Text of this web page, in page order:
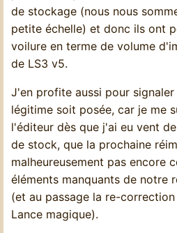
de stockage (nous nous
petite échelle) et donc ils ont
voilure en terme de volume
de LS3 v5.
J'en profite aussi pour
légitime soit posée, car je me
l'éditeur dès que j'ai eu vent
de stock, que la prochaine
malheureusement pas encore
éléments manquants de notre
(et au passage la re-
Lance magique).